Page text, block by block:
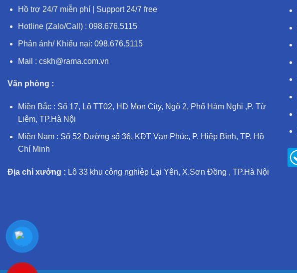
Hồ trợ 24/7 miễn phí | Support 24/7 free
Hotline (Zalo/Call) : 098.676.5115
Phản ánh/ Khiếu nại: 098.676.5115
Mail : cskh@rama.com.vn
Văn phòng :
Miền Bắc : Số 17, Lô TT02, HD Mon City, Ngõ 2, Phố Hàm Nghi ,P. Từ
Liêm, TP.Hà Nội
Miền Nam : Số 52 Đường số 36, KĐT Vạn Phúc, P. Hiệp Bình, TP. Hồ
Chí Minh
Địa chỉ xưởng : Lô 33 khu công nghiệp Lại Yên, X.Sơn Đồng , TP.Hà Nội